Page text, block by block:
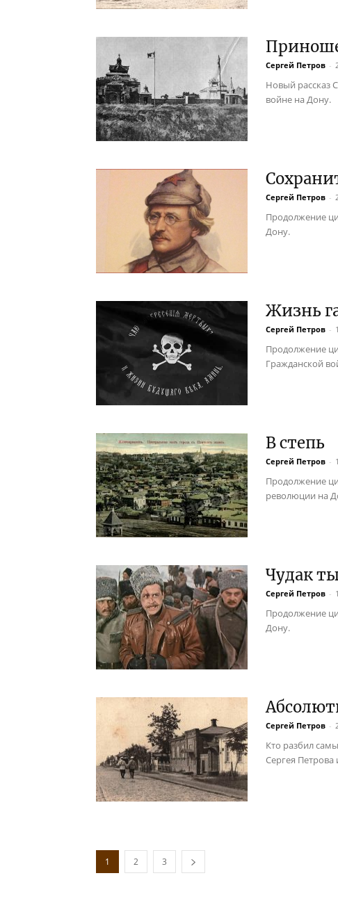
Сергей Петров -
Новый рассказ
войне на Дону.
Сергей Петров -
Продолжение
Дону.
Жизнь
Сергей Петров -
Продолжение
Гражданской
В степь
Сергей Петров -
Продолжение
революции на
Чудак
Сергей Петров -
Продолжение
Дону.
Сергей Петров -
Кто разбил
Сергея
1 2 3